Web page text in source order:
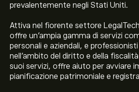
prevalentemente negli Stati Uniti.
Attiva nel fiorente settore
offre un'ampia gamma di servizi
personali e aziendali, e
nell’ambito del diritto e della
suoi servizi, offre aiuto per avviare
pianificazione patrimoniale e